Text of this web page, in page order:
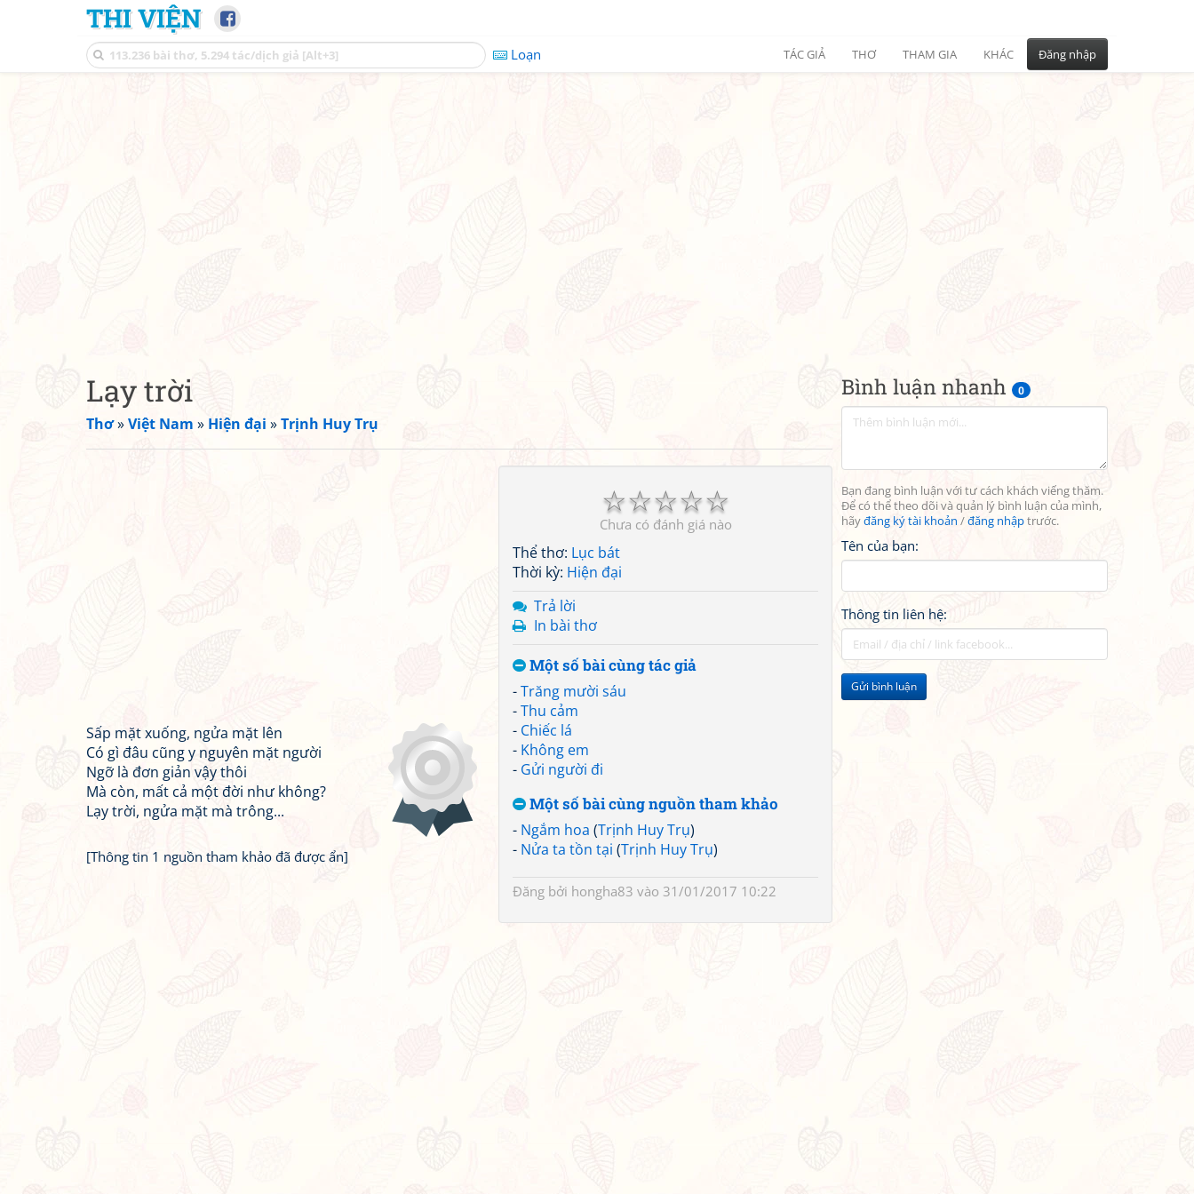
THI VIỆN
Loạn TÁC GIẢ THƠ THAM GIA KHÁC Đăng nhập
Bình luận nhanh 0
Bạn đang bình luận với tư cách khách viếng thăm.
Để có thể theo dõi và quản lý bình luận của mình,
hãyđăng ký tài khoản /đăng nhậptrước.
Tên của bạn:
Thông tin liên hệ:
Gửi bình luận
Lạy trời
Thơ»Việt Nam » Hiện đại »Trịnh Huy Trụ
☆
☆
☆
☆
☆
Chưa có đánh giá nào
Thể thơ: Lục bát
Thời kỳ: Hiện đại
Trả lời
In bài thơ
Một số bài cùng tác giả
-Trăng mười sáu
-Thu cảm
- Chiếc lá
- Không em
- Gửi người đi
Một số bài cùng nguồn tham khảo
- Ngắm hoa (Trịnh Huy Trụ)
- Nửa ta tồn tại (Trịnh Huy Trụ)
Đăng bởi hongha83 vào 31/01/2017 10:22
Sấp mặt xuống, ngửa mặt lên
Có gì đâu cũng y nguyên mặt người
Ngỡ là đơn giản vậy thôi
Mà còn, mất cả một đời như không?
Lạy trời, ngửa mặt mà trông...
[Thông tin 1 nguồn tham khảo đã được ẩn]